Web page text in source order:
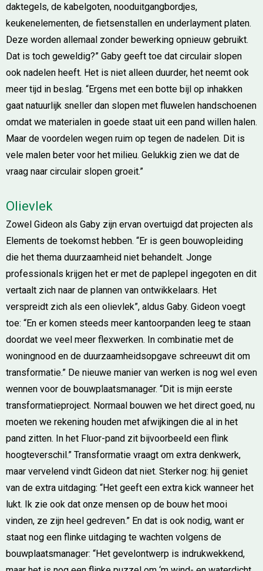
daktegels, de kabelgoten, nooduitgangbordjes,
keukenelementen, de fietsenstallen en underlayment platen.
Deze worden allemaal zonder bewerking opnieuw gebruikt.
Dat is toch geweldig?” Gaby geeft toe dat circulair slopen
ook nadelen heeft. Het is niet alleen duurder, het neemt ook
meer tijd in beslag. “Ergens met een botte bijl op inhakken
gaat natuurlijk sneller dan slopen met fluwelen handschoenen
omdat we materialen in goede staat uit een pand willen halen.
Maar de voordelen wegen ruim op tegen de nadelen. Dit is
vele malen beter voor het milieu. Gelukkig zien we dat de
vraag naar circulair slopen groeit.”
Olievlek
Zowel Gideon als Gaby zijn ervan overtuigd dat projecten als
Elements de toekomst hebben. “Er is geen bouwopleiding
die het thema duurzaamheid niet behandelt. Jonge
professionals krijgen het er met de paplepel ingegoten en dit
vertaalt zich naar de plannen van ontwikkelaars. Het
verspreidt zich als een olievlek”, aldus Gaby. Gideon voegt
toe: “En er komen steeds meer kantoorpanden leeg te staan
doordat we veel meer flexwerken. In combinatie met de
woningnood en de duurzaamheidsopgave schreeuwt dit om
transformatie.” De nieuwe manier van werken is nog wel even
wennen voor de bouwplaatsmanager. “Dit is mijn eerste
transformatieproject. Normaal bouwen we het direct goed, nu
moeten we rekening houden met afwijkingen die al in het
pand zitten. In het Fluor-pand zit bijvoorbeeld een flink
hoogteverschil.” Transformatie vraagt om extra denkwerk,
maar vervelend vindt Gideon dat niet. Sterker nog: hij geniet
van de extra uitdaging: “Het geeft een extra kick wanneer het
lukt. Ik zie ook dat onze mensen op de bouw het mooi
vinden, ze zijn heel gedreven.” En dat is ook nodig, want er
staat nog een flinke uitdaging te wachten volgens de
bouwplaatsmanager: “Het gevelontwerp is indrukwekkend,